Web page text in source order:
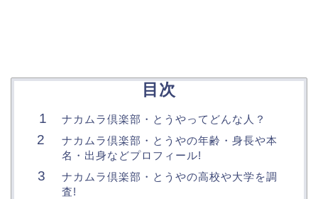
目次
ナカムラ倶楽部・とうやってどんな人？
ナカムラ倶楽部・とうやの年齢・身長や本
名・出身などプロフィール!
ナカムラ倶楽部・とうやの高校や大学を調
査!